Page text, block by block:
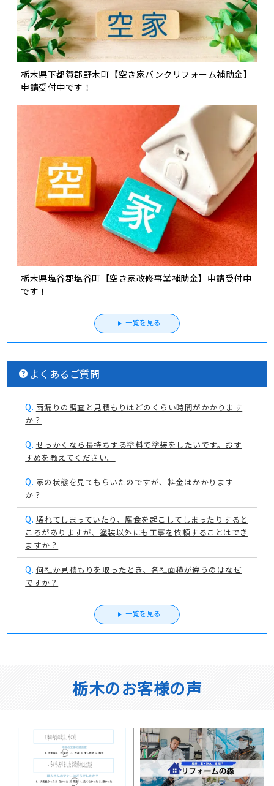
栃木県下都賀郡野木町【空き家バンクリフォーム補助金】
申請受付中です！
栃木県塩谷郡塩谷町【空き家改修事業補助金】申請受付中
です！
一覧を見る
よくあるご質問
Q. 雨漏りの調査と見積もりはどのくらい時間がかかります
か？
Q. せっかくなら長持ちする塗料で塗装をしたいです。おす
すめを教えてください。
Q. 家の状態を見てもらいたのですが、料金はかかります
か？
Q. 壊れてしまっていたり、腐食を起こしてしまったりすると
ころがありますが、塗装以外にも工事を依頼することはでき
ますか？
Q. 何社か見積もりを取ったとき、各社面積が違うのはなぜ
ですか？
一覧を見る
栃木のお客様の声